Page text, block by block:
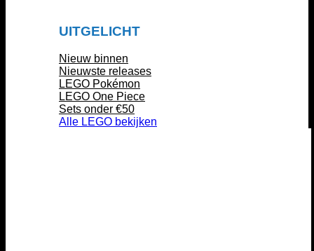
UITGELICHT
Nieuw binnen
Nieuwste releases
LEGO Pokémon
LEGO One Piece
Sets onder €50
Alle LEGO bekijken